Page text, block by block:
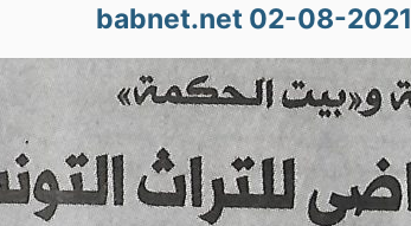
babnet.net 02-08-2021